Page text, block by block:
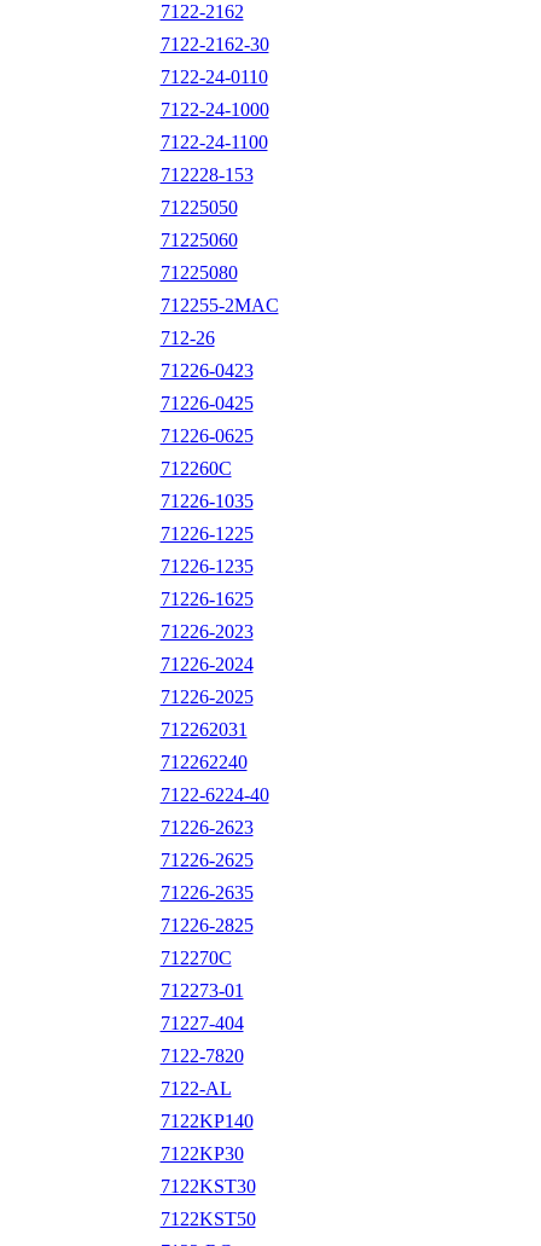
7122-2162
7122-2162-30
7122-24-0110
7122-24-1000
7122-24-1100
712228-153
71225050
71225060
71225080
712255-2MAC
712-26
71226-0423
71226-0425
71226-0625
712260C
71226-1035
71226-1225
71226-1235
71226-1625
71226-2023
71226-2024
71226-2025
712262031
712262240
7122-6224-40
71226-2623
71226-2625
71226-2635
71226-2825
712270C
712273-01
71227-404
7122-7820
7122-AL
7122KP140
7122KP30
7122KST30
7122KST50